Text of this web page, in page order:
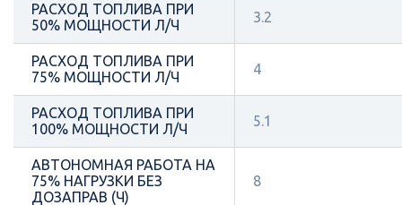
РАСХОД ТОПЛИВА ПРИ
50% МОЩНОСТИ Л/Ч
3.2
РАСХОД ТОПЛИВА ПРИ
75% МОЩНОСТИ Л/Ч
4
РАСХОД ТОПЛИВА ПРИ
100% МОЩНОСТИ Л/Ч
5.1
АВТОНОМНАЯ РАБОТА НА
75% НАГРУЗКИ БЕЗ
ДОЗАПРАВ (Ч)
8